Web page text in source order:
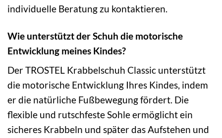
individuelle Beratung zu kontaktieren.
Wie unterstützt der Schuh die motorische
Entwicklung meines Kindes?
Der TROSTEL Krabbelschuh Classic unterstützt
die motorische Entwicklung Ihres Kindes, indem
er die natürliche Fußbewegung fördert. Die
flexible und rutschfeste Sohle ermöglicht ein
sicheres Krabbeln und später das Aufstehen und